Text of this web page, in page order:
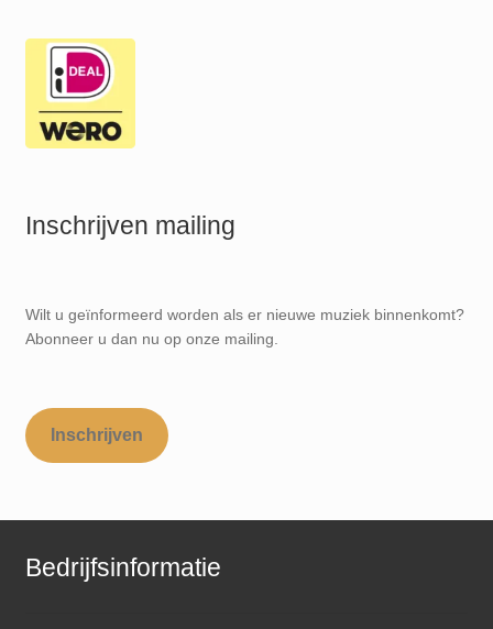
Inschrijven mailing
Wilt u geïnformeerd worden als er nieuwe muziek binnenkomt?
Abonneer u dan nu op onze mailing.
Inschrijven
Bedrijfsinformatie